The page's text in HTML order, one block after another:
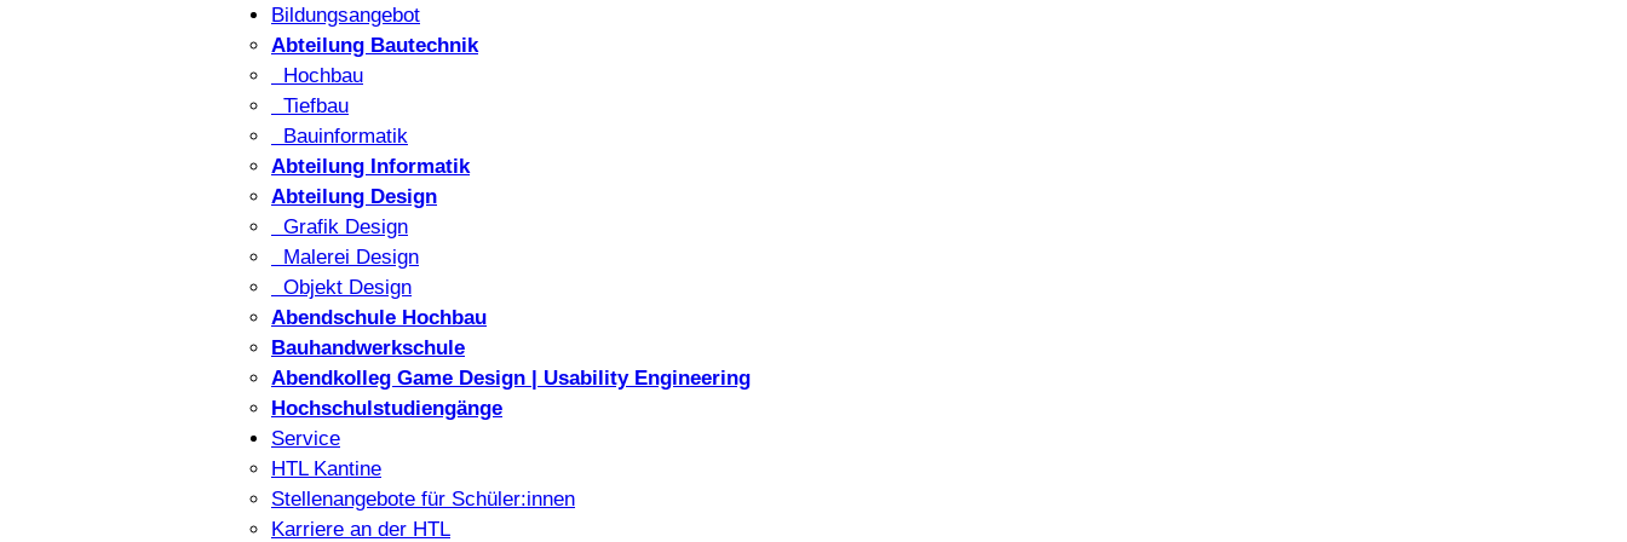
Bildungsangebot
Abteilung Bautechnik
Hochbau
Tiefbau
Bauinformatik
Abteilung Informatik
Abteilung Design
Grafik Design
Malerei Design
Objekt Design
Abendschule Hochbau
Bauhandwerkschule
Abendkolleg Game Design | Usability Engineering
Hochschulstudiengänge
Service
HTL Kantine
Stellenangebote für Schüler:innen
Karriere an der HTL